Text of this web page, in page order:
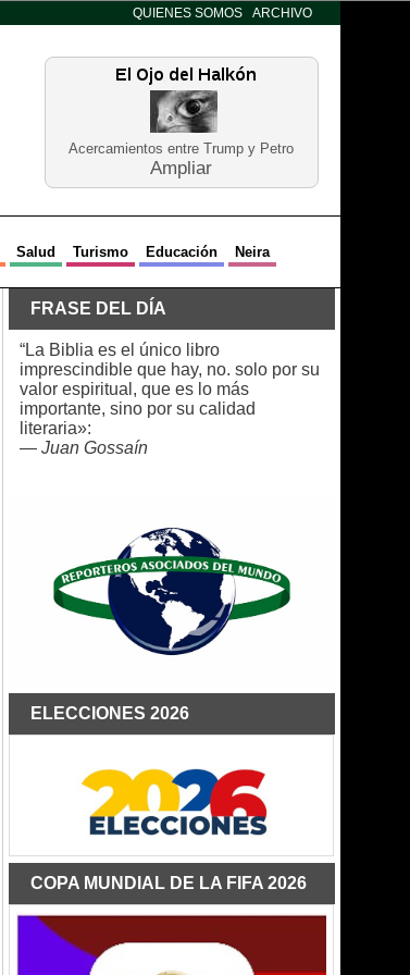
QUIENES SOMOS ARCHIVO
Acercamientos entre Trump y Petro
Ampliar
Salud Turismo Educación Neira
FRASE DEL DÍA
“La Biblia es el único libro
imprescindible que hay, no. solo por su
valor espiritual, que es lo más
importante, sino por su calidad
literaria»:
— Juan Gossaín
ELECCIONES 2026
COPA MUNDIAL DE LA FIFA 2026